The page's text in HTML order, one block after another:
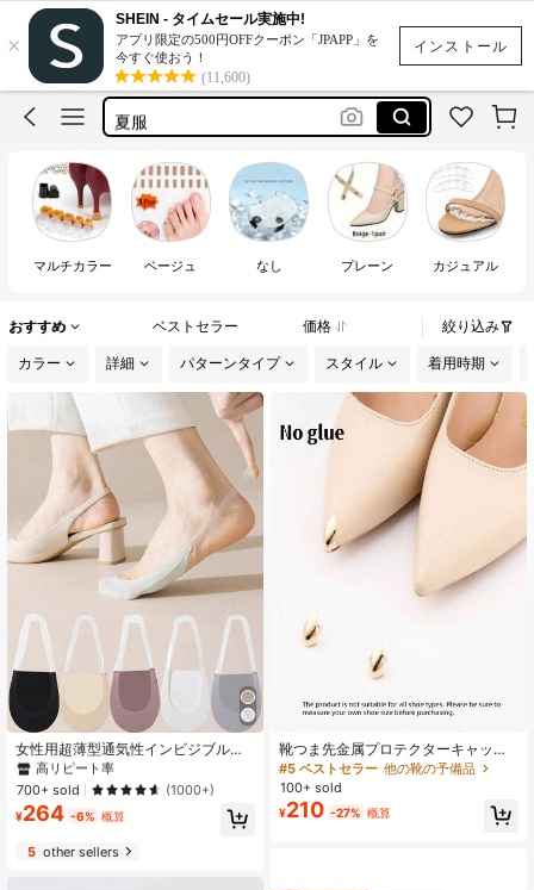
インストール
×
SHEIN - タイムセール実施中!
アプリ限定の500円OFFクーポン「JPAPP」を
今すぐ使おう！
(11,600)
くつ
靴
夏服
ジェリーシューズ
くつ
マルチカラー ベージュ なし プレーン カジュアル
おすすめ ベストセラー 価格 絞り込み
カラー 詳細 パターンタイプ スタイル 着用時期
女性用超薄型通気性インビジブルロ
ーカットソックス1ペア、女性用夏用
レースアップボートソックス、イン
ビジブルハーフソックス、滑り止め
ライニングソックス、女性用通気性
夏用薄手インビジブルシルクソック
ス、シリコン滑り止め吸収性ボート
#2 ベストセラー 他の靴の予備品
高リピート率
#2 ベストセラー
高リピート率
#2 ベストセラー
高リピート率
#2 ベストセラー 他の靴の予備品
700+ sold (1000+)
¥264 -6% 概算
5other sellers
靴つま先金属プロテクターキャップ
1ペア (接着剤なし)、耐摩耗性装飾的
ハイヒールシューズつま先カバー (こ
の商品は全ての靴タイプに適してい
ません。購入前に靴のサイズを慎重
#5 ベストセラー 他の靴の予備品
100+ sold
¥210 -27% 概算